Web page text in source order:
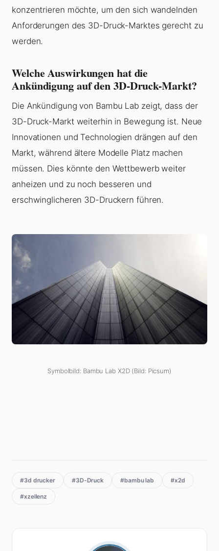
konzentrieren möchte, um den sich wandelnden
Anforderungen des 3D-Druck-Marktes gerecht zu
werden.
Welche Auswirkungen hat die
Ankündigung auf den 3D-Druck-Markt?
Die Ankündigung von Bambu Lab zeigt, dass der
3D-Druck-Markt weiterhin in Bewegung ist. Neue
Innovationen und Technologien drängen auf den
Markt, während ältere Modelle Platz machen
müssen. Dies könnte den Wettbewerb weiter
anheizen und zu noch besseren und
erschwinglicheren 3D-Druckern führen.
Symbolbild: Bambu Lab X2D (Bild: Picsum)
#3d drucker #3D-Druck #bambu lab #x2d
#xzellenz